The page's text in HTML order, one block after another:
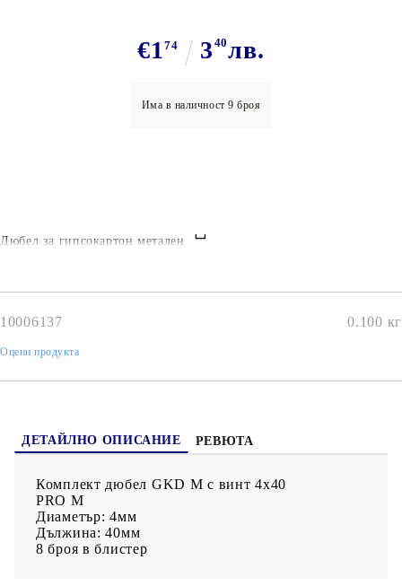
€174 3 40лв.
Има в наличност9 броя
Дюбел за гипсокартон метален
10006137 0.100 кг
Оцени продукта
ДЕТАЙЛНО ОПИСАНИЕ РЕВЮТА
Комплект дюбел GKD M с винт 4x40
PRO M
Диаметър: 4мм
Дължина: 40мм
8 броя в блистер